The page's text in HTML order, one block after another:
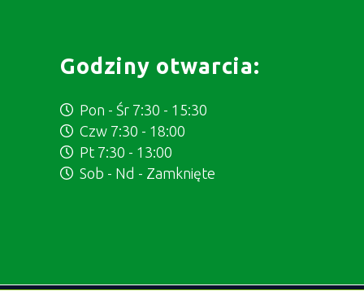
Godziny otwarcia:
Pon - Śr 7:30 - 15:30
Czw 7:30 - 18:00
Pt 7:30 - 13:00
Sob - Nd - Zamknięte